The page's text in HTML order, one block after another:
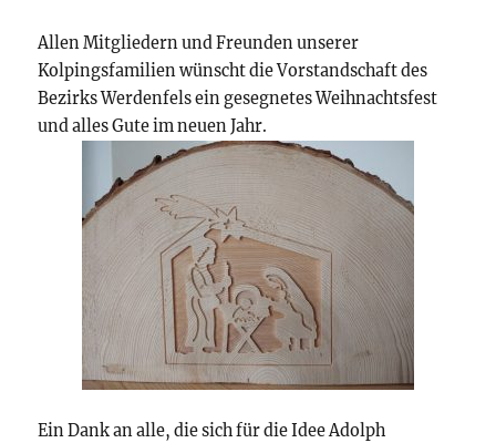
Allen Mitgliedern und Freunden unserer
Kolpingsfamilien wünscht die Vorstandschaft des
Bezirks Werdenfels ein gesegnetes Weihnachtsfest
und alles Gute im neuen Jahr.
Ein Dank an alle, die sich für die Idee Adolph